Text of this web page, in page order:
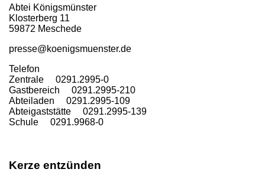
Abtei Königsmünster
Klosterberg 11
59872 Meschede
presse@koenigsmuenster.de
Telefon
Zentrale 0291.2995-0
Gastbereich 0291.2995-210
Abteiladen 0291.2995-109
Abteigaststätte 0291.2995-139
Schule 0291.9968-0
Kerze entzünden